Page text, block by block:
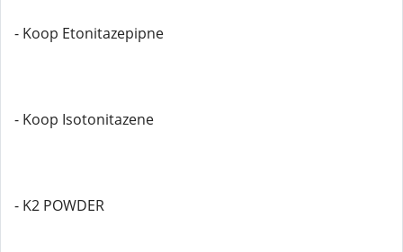
- Koop Etonitazepipne
- Koop Isotonitazene
- K2 POWDER